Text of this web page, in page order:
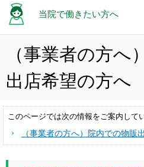
当院で働きたい方へ
（事業者の方へ
出店希望の方へ
このページでは次の情報をご案内して
（事業者の方へ）院内での物販